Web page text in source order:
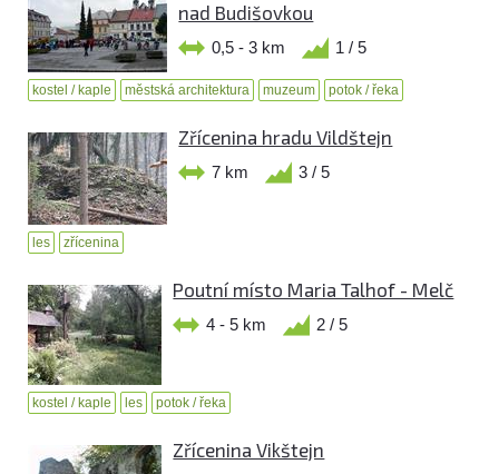
nad Budišovkou
0,5 - 3 km 1 / 5
kostel / kaple městská architektura muzeum potok / řeka
Zřícenina hradu Vildštejn
7 km 3 / 5
les zřícenina
Poutní místo Maria Talhof - Melč
4 - 5 km 2 / 5
kostel / kaple les potok / řeka
Zřícenina Vikštejn